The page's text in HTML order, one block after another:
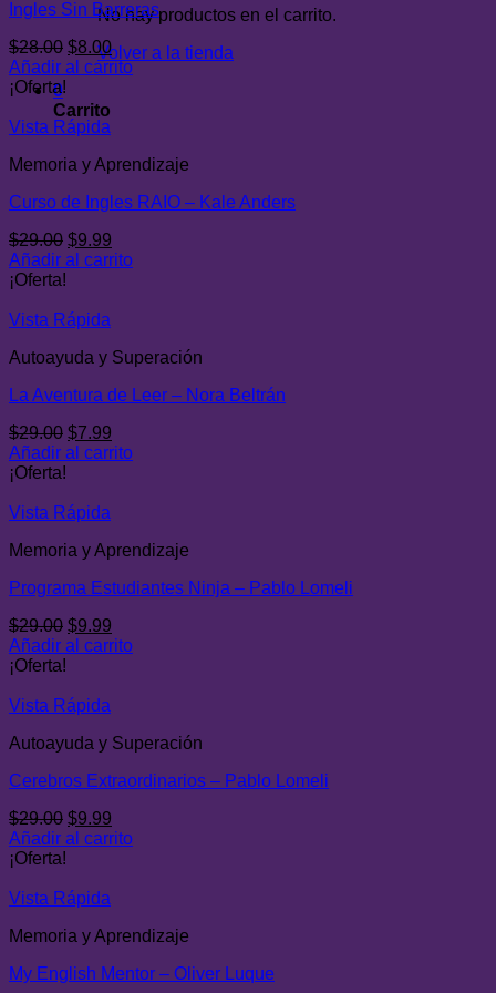
No hay productos en el carrito.
Volver a la tienda
0
Carrito
Ingles Sin Barreras
$28.00 El
precio
era:
$28.00.
$8.00El
precio
Añadir al carrito
¡Oferta!
Vista Rápida
Memoria y Aprendizaje
Curso de Ingles RAIO – Kale Anders
$29.00 El
precio
$29.00.
$9.99
precio
Añadir al carrito
¡Oferta!
Vista Rápida
Autoayuda y Superación
La Aventura de Leer – Nora Beltrán
$29.00 El
precio
$29.00.
$7.99
precio
Añadir al carrito
¡Oferta!
Vista Rápida
Memoria y Aprendizaje
Programa Estudiantes Ninja – Pablo Lomeli
$29.00 El
precio
$29.00.
$9.99
precio
Añadir al carrito
¡Oferta!
Vista Rápida
Autoayuda y Superación
Cerebros Extraordinarios – Pablo Lomeli
$29.00 El
precio
$29.00.
$9.99
precio
Añadir al carrito
¡Oferta!
Vista Rápida
Memoria y Aprendizaje
My English Mentor – Oliver Luque